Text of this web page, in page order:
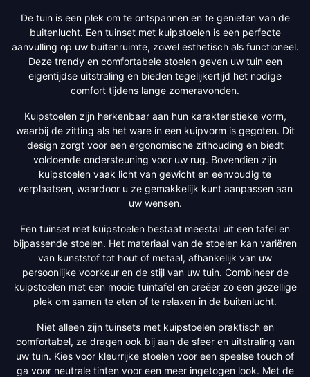
De tuin is een plek om te ontspannen en te genieten van de
buitenlucht. Een tuinset met kuipstoelen is een perfecte
aanvulling op uw buitenruimte, zowel esthetisch als functioneel.
Deze trendy en comfortabele stoelen geven uw tuin een
eigentijdse uitstraling en bieden tegelijkertijd het nodige
comfort tijdens lange zomeravonden.
Kuipstoelen zijn herkenbaar aan hun karakteristieke vorm,
waarbij de zitting als het ware in een kuipvorm is gegoten. Dit
design zorgt voor een ergonomische zithouding en biedt
voldoende ondersteuning voor uw rug. Bovendien zijn
kuipstoelen vaak licht van gewicht en eenvoudig te
verplaatsen, waardoor u ze gemakkelijk kunt aanpassen aan
uw wensen.
Een tuinset met kuipstoelen bestaat meestal uit een tafel en
bijpassende stoelen. Het materiaal van de stoelen kan variëren
van kunststof tot hout of metaal, afhankelijk van uw
persoonlijke voorkeur en de stijl van uw tuin. Combineer de
kuipstoelen met een mooie tuintafel en creëer zo een gezellige
plek om samen te eten of te relaxen in de buitenlucht.
Niet alleen zijn tuinsets met kuipstoelen praktisch en
comfortabel, ze dragen ook bij aan de sfeer en uitstraling van
uw tuin. Kies voor kleurrijke stoelen voor een speelse touch of
ga voor neutrale tinten voor een meer ingetogen look. Met de